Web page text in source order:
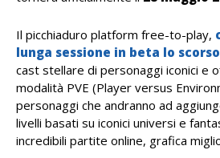
Il picchiaduro platform free-to-play,
lunga sessione in beta lo
cast stellare di personaggi iconici e
modalità PVE (Player versus
personaggi che andranno ad
livelli basati su iconici universi e
incredibili partite online, grafica